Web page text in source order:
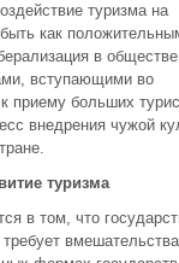
туризма на
как
в
вступающими во
приему больших
внедрения чужой
туризма
в том, что